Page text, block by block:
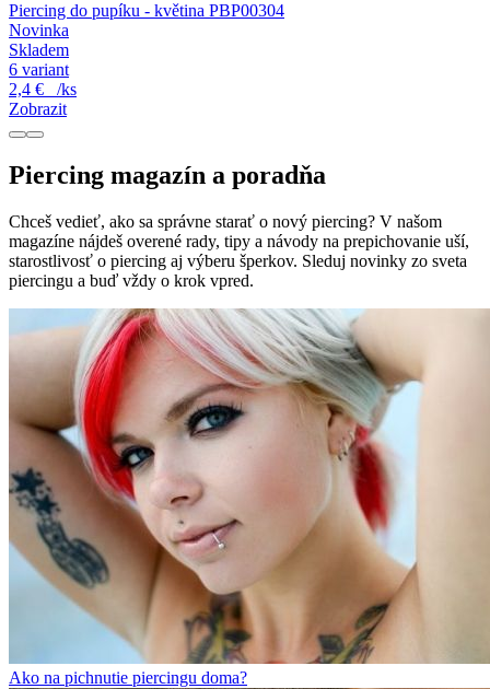
Piercing do pupíku - květina PBP00304
Novinka
Skladem
6 variant
2,4 €
/ks
Zobrazit
Piercing magazín a poradňa
Chceš vedieť, ako sa správne starať o nový piercing? V našom
magazíne nájdeš overené rady, tipy a návody na prepichovanie uší,
starostlivosť o piercing aj výberu šperkov. Sleduj novinky zo sveta
piercingu a buď vždy o krok vpred.
Ako na pichnutie piercingu doma?